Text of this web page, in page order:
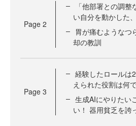
Page 2
「他部署との調
い自分を動かした
胃が痛むようなつ
却の教訓
Page 3
経験したロールは
えられた役割は何
生成AIにやりたい
い！ 器用貧乏を誇